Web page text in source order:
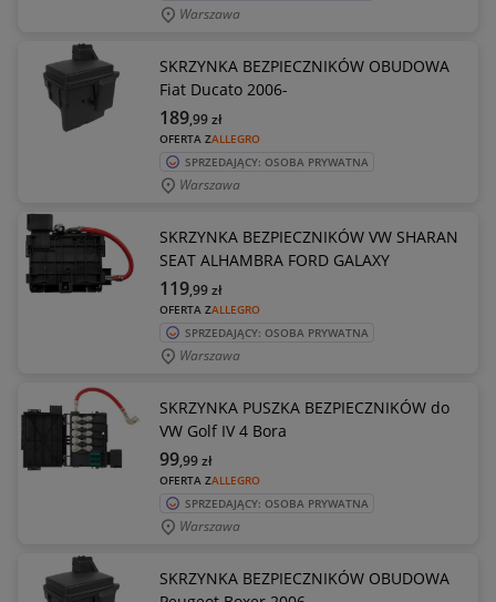
Warszawa
SKRZYNKA BEZPIECZNIKÓW OBUDOWA
Fiat Ducato 2006-
OFERTA ZALLEGRO
189,99zł
SPRZEDAJĄCY: OSOBA PRYWATNA
Warszawa
SKRZYNKA BEZPIECZNIKÓW VW SHARAN
SEAT ALHAMBRA FORD GALAXY
OFERTA ZALLEGRO
119,99zł
SPRZEDAJĄCY: OSOBA PRYWATNA
Warszawa
SKRZYNKA PUSZKA BEZPIECZNIKÓW do
VW Golf IV 4 Bora
OFERTA ZALLEGRO
99,99zł
SPRZEDAJĄCY: OSOBA PRYWATNA
Warszawa
SKRZYNKA BEZPIECZNIKÓW OBUDOWA